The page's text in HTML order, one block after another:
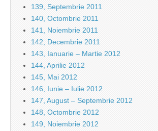
139, Septembrie 2011
140, Octombrie 2011
141, Noiembrie 2011
142, Decembrie 2011
143, Ianuarie – Martie 2012
144, Aprilie 2012
145, Mai 2012
146, Iunie – Iulie 2012
147, August – Septembrie 2012
148, Octombrie 2012
149, Noiembrie 2012